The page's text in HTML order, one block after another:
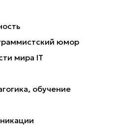
юмор
мира IT
обучение